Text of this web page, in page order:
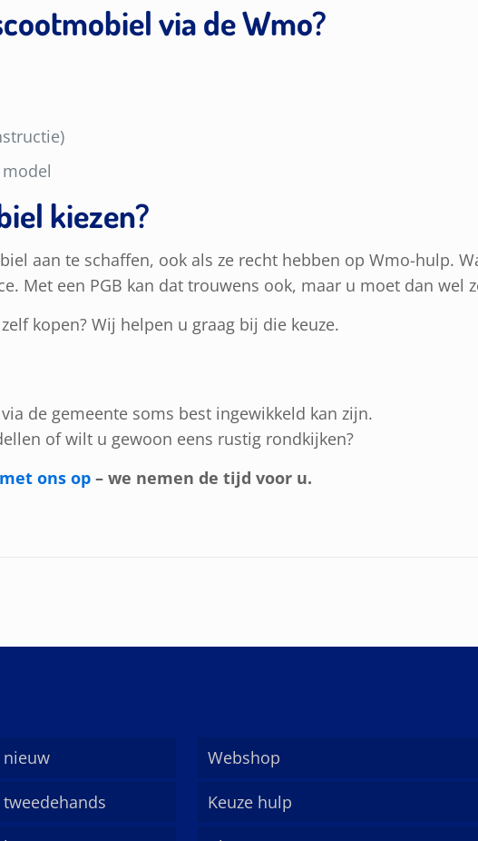
via de Wmo?
kiezen?
aan te schaffen, ook als ze recht hebben op Wmo-hulp.
Met een PGB kan dat trouwens ook, maar u moet dan wel
kopen? Wij helpen u graag bij die keuze.
de gemeente soms best ingewikkeld kan zijn.
of wilt u gewoon eens rustig rondkijken?
ons op – we nemen de tijd voor u.
Webshop
Keuze hulp